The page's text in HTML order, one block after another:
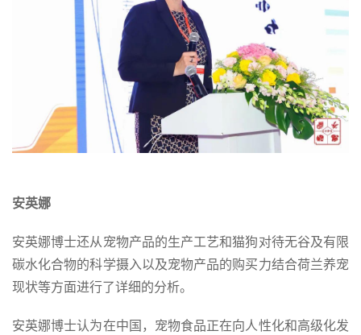
安英娜
安英娜博士还从宠物产品的生产工艺和猫狗对待无谷及有限
碳水化合物的科学摄入以及宠物产品的购买力结合荷兰养宠
现状等方面进行了详细的分析。
安英娜博士认为在中国，宠物食品正在向人性化和高级化发